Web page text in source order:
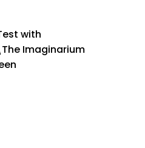
with
Imaginarium